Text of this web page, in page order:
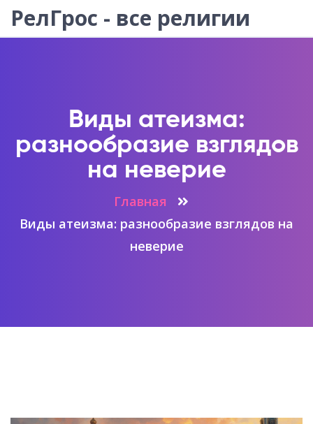
РелГрос - все религии
Виды атеизма:
разнообразие взглядов
на неверие
Главная
Виды атеизма: разнообразие взглядов на
неверие